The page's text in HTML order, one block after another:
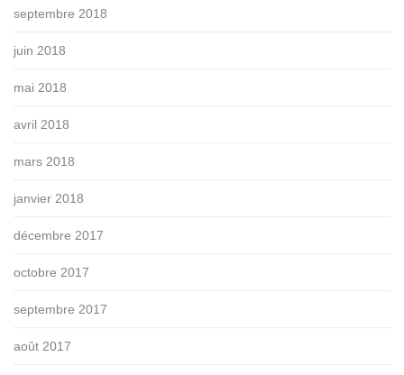
septembre 2018
juin 2018
mai 2018
avril 2018
mars 2018
janvier 2018
décembre 2017
octobre 2017
septembre 2017
août 2017